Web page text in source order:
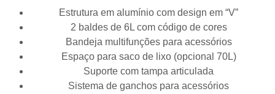
Estrutura em alumínio com design em “V”
2 baldes de 6L com código de cores
Bandeja multifunções para acessórios
Espaço para saco de lixo (opcional 70L)
Suporte com tampa articulada
Sistema de ganchos para acessórios